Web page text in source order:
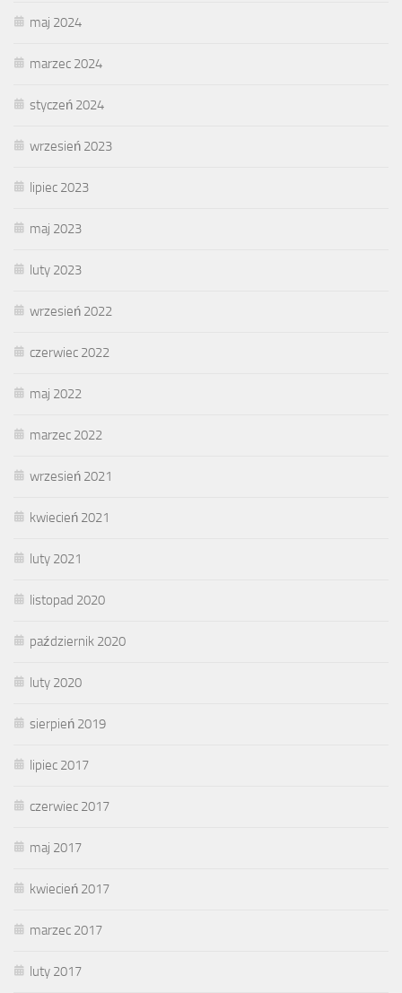
maj 2024
marzec 2024
styczeń 2024
wrzesień 2023
lipiec 2023
maj 2023
luty 2023
wrzesień 2022
czerwiec 2022
maj 2022
marzec 2022
wrzesień 2021
kwiecień 2021
luty 2021
listopad 2020
październik 2020
luty 2020
sierpień 2019
lipiec 2017
czerwiec 2017
maj 2017
kwiecień 2017
marzec 2017
luty 2017